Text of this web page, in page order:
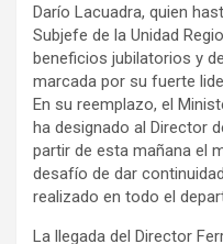
Darío Lacuadra, quien
Subjefe de la Unidad
beneficios jubilatorios y
marcada por su fuerte
En su reemplazo, el
ha designado al Director
partir de esta mañana el
desafío de dar
realizado en todo el
La llegada del Director